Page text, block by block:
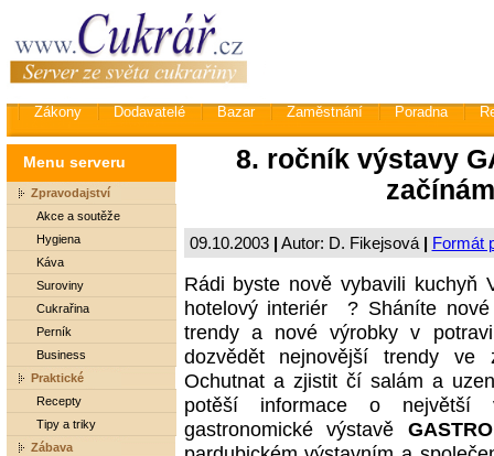
Zákony Dodavatelé Bazar Zaměstnání Poradna
Menu serveru
Zpravodajství
Akce a soutěže
Hygiena
Káva
Suroviny
Cukrařina
Perník
Business
Praktické
Recepty
Tipy a triky
Zábava
8. ročník výstavy
09.10.2003 | Autor: D. Fikejsová | Formát
Rádi byste nově vybavili kuchyň
hotelový interiér ? Sháníte
trendy a nové výrobky v
dozvědět nejnovější trendy ve
Ochutnat a zjistit čí salám a
potěší informace o největší
gastronomické výstavě